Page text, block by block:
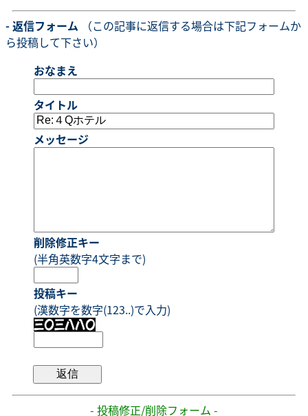
- 返信フォーム （この記事に返信する場合は下記フォームか
ら投稿して下さい）
おなまえ
タイトル
メッセージ
削除修正キー
(半角英数字4文字まで)
投稿キー
(漢数字を数字(123..)で入力)
- 投稿修正/削除フォーム -